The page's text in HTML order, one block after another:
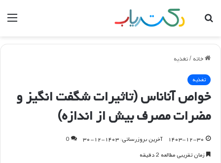
جستجو
خانه /تغذیه
تغذیه
خواص آناناس (تاثیرات شگفت انگیز و
مضرات مصرف بیش از اندازه)
۱۴۰۳-۱۲-۳۰ آخرین بروزرسانی: ۱۴۰۳-۱۲-۳۰
0
زمان تقریبی مطالعه 2 دقیقه